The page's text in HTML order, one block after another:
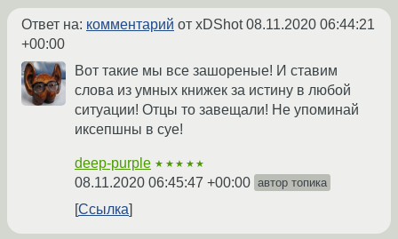
Ответ на: комментарий от xDShot08.11.2020 06:44:21
+00:00
Вот такие мы все зашореные! И ставим
слова из умных книжек за истину в любой
ситуации! Отцы то завещали! Не упоминай
иксепшны в суе!
deep-purple ★★★★★
08.11.2020 06:45:47 +00:00 автор топика
Ссылка